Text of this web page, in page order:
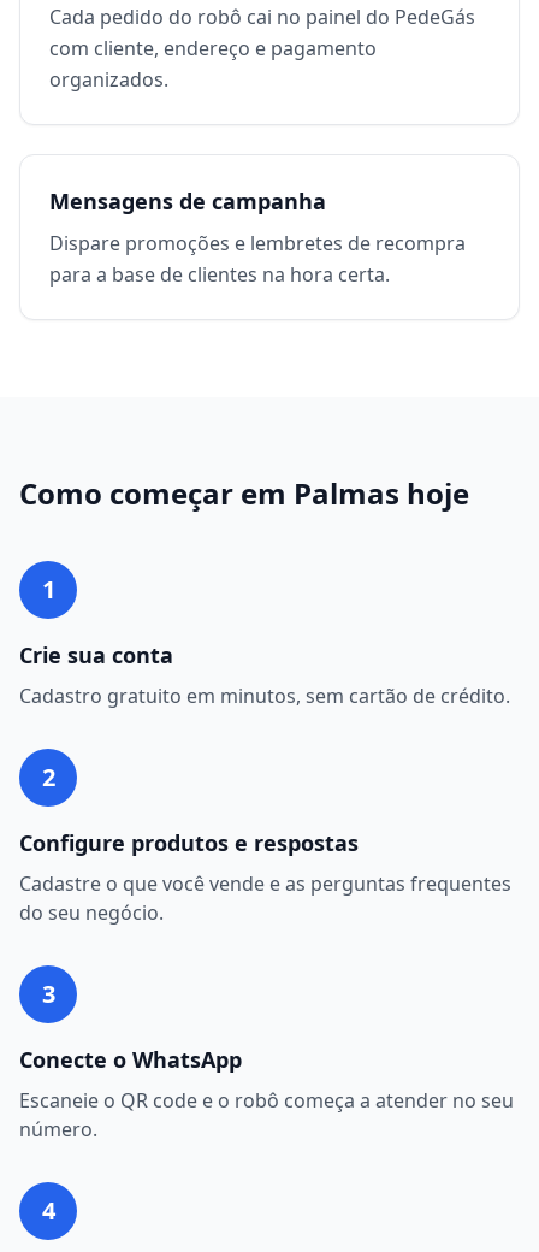
Cada pedido do robô cai no painel do PedeGás
com cliente, endereço e pagamento
organizados.
Mensagens de campanha
Dispare promoções e lembretes de recompra
para a base de clientes na hora certa.
Como começar em Palmas hoje
1
Crie sua conta
Cadastro gratuito em minutos, sem cartão de crédito.
2
Configure produtos e respostas
Cadastre o que você vende e as perguntas frequentes
do seu negócio.
3
Conecte o WhatsApp
Escaneie o QR code e o robô começa a atender no seu
número.
4